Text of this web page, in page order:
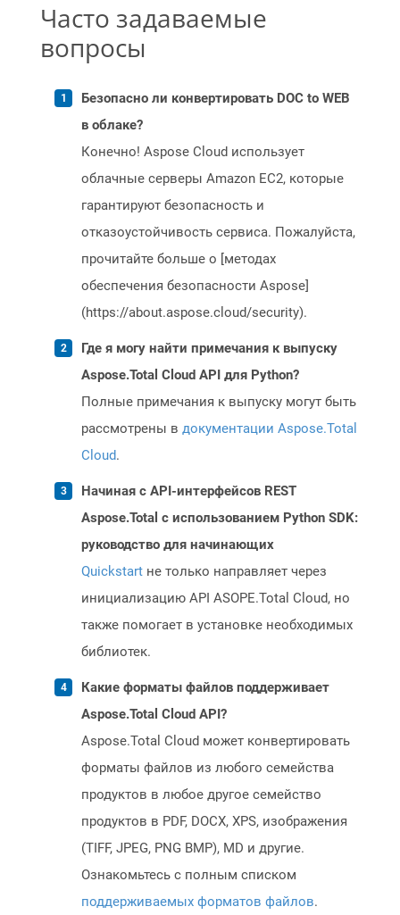
Часто задаваемые
вопросы
Безопасно ли конвертировать DOC to WEB
в облаке?
Конечно! Aspose Cloud использует
облачные серверы Amazon EC2, которые
гарантируют безопасность и
отказоустойчивость сервиса. Пожалуйста,
прочитайте больше о [методах
обеспечения безопасности Aspose]
(https://about.aspose.cloud/security).
Где я могу найти примечания к выпуску
Aspose.Total Cloud API для Python?
Полные примечания к выпуску могут быть
рассмотрены в документации Aspose.Total
Cloud.
Начиная с API-интерфейсов REST
Aspose.Total с использованием Python SDK:
руководство для начинающих
Quickstart не только направляет через
инициализацию API ASOPE.Total Cloud, но
также помогает в установке необходимых
библиотек.
Какие форматы файлов поддерживает
Aspose.Total Cloud API?
Aspose.Total Cloud может конвертировать
форматы файлов из любого семейства
продуктов в любое другое семейство
продуктов в PDF, DOCX, XPS, изображения
(TIFF, JPEG, PNG BMP), MD и другие.
Ознакомьтесь с полным списком
поддерживаемых форматов файлов.